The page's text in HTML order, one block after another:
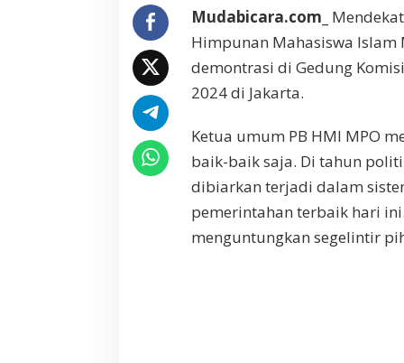
Mudabicara.com_
Himpunan Mahasiswa Islam
demontrasi di Gedung
2024 di Jakarta.
Ketua umum PB HMI MPO
baik-baik saja. Di tahun
dibiarkan terjadi dalam
pemerintahan terbaik hari
menguntungkan segelintir